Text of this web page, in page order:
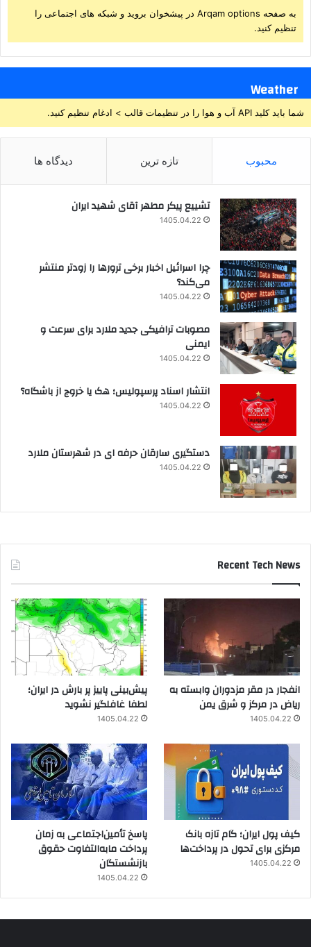
به صفحه Arqam options در پیشخوان بروید و شبکه های اجتماعی را
تنظیم کنید.
Weather
شما باید کلید API آب و هوا را در تنظیمات قالب > ادغام تنظیم کنید.
محبوب تازه ترین دیدگاه ها
تشییع پیکر مطهر آقای شهید ایران
1405.04.22
چرا اسرائیل اخبار برخی ترورها را زودتر منتشر
می‌کند؟
1405.04.22
مصوبات ترافیکی جدید ملارد برای سرعت و
ایمنی
1405.04.22
انتشار اسناد پرسپولیس؛ هک یا خروج از باشگاه؟
1405.04.22
دستگیری سارقان حرفه ای در شهرستان ملارد
1405.04.22
Recent Tech News
انفجار در مقر مزدوران وابسته به
ریاض در مرکز و شرق یمن
1405.04.22
پیش‌بینی پاییز پر بارش در ایران؛
لطفا غافلگیر نشوید
1405.04.22
کیف پول ایران؛ گام تازه بانک
مرکزی برای تحول در پرداخت‌ها
1405.04.22
پاسخ تأمین‌اجتماعی به زمان
پرداخت مابه‌التفاوت حقوق
بازنشستگان
1405.04.22